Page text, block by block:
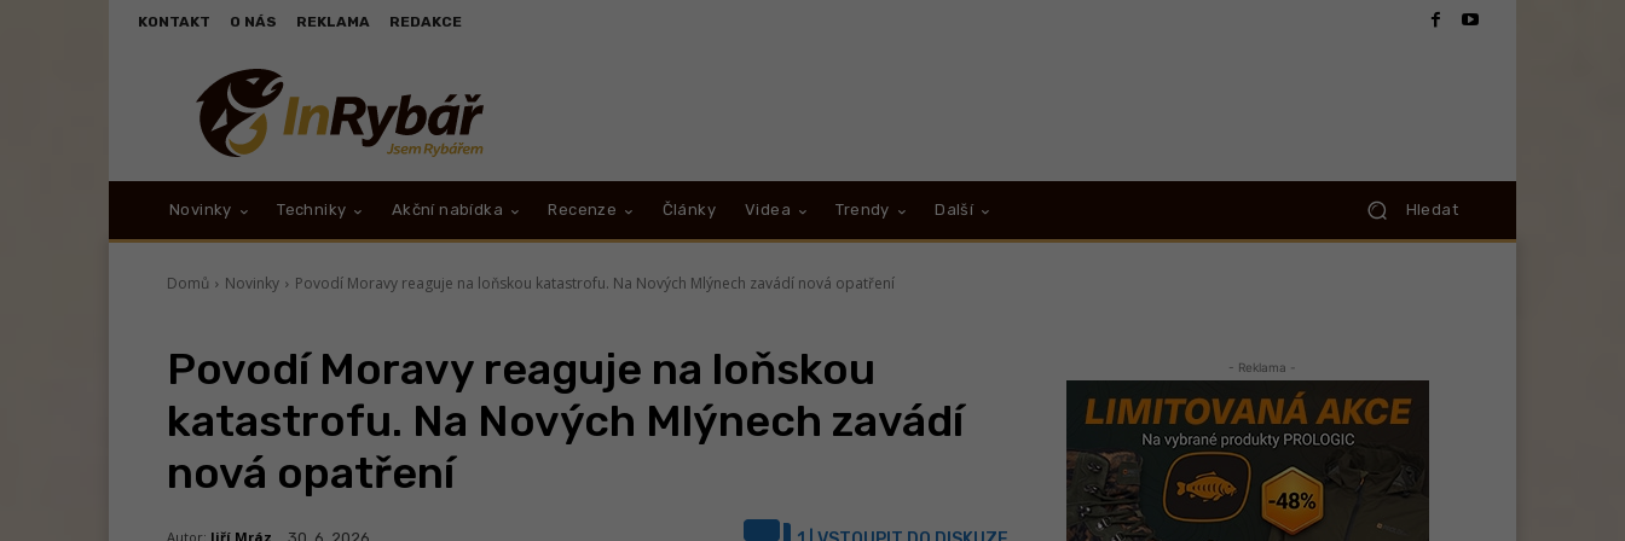
KONTAKT O NÁS REKLAMA REDAKCE
Novinky Techniky Akční nabídka Recenze Články Videa Trendy Další Hledat
Domů Novinky Povodí Moravy reaguje na loňskou katastrofu. Na Nových Mlýnech zavádí nová opatření
Povodí Moravy reaguje na loňskou
katastrofu. Na Nových Mlýnech zavádí
nová opatření
Autor: Jiří Mráz
- Reklama -